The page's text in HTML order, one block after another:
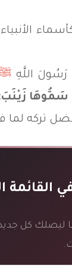
اللَّهِ
سَمُّوهَا
تركه لما
القائمة
ليصلك كل